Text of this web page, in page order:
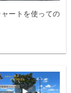
ートを使っての